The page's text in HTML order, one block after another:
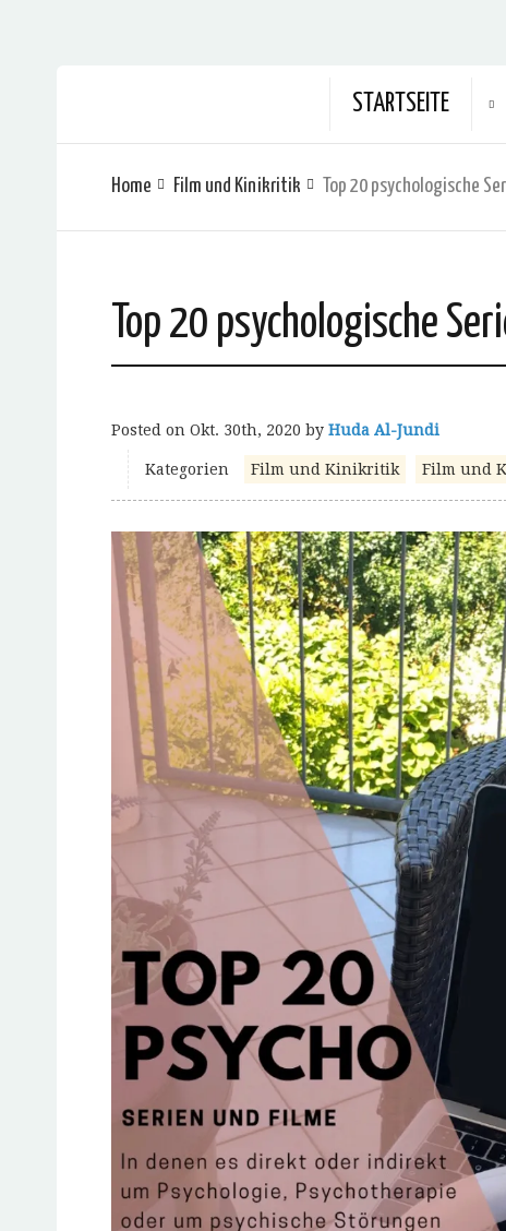
STARTSEITE
Home Film und Kinikritik Top 20 psychologische
Top 20 psychologische
Posted on Okt. 30th, 2020 by Huda Al-Jundi
Kategorien Film und Kinikritik Film und